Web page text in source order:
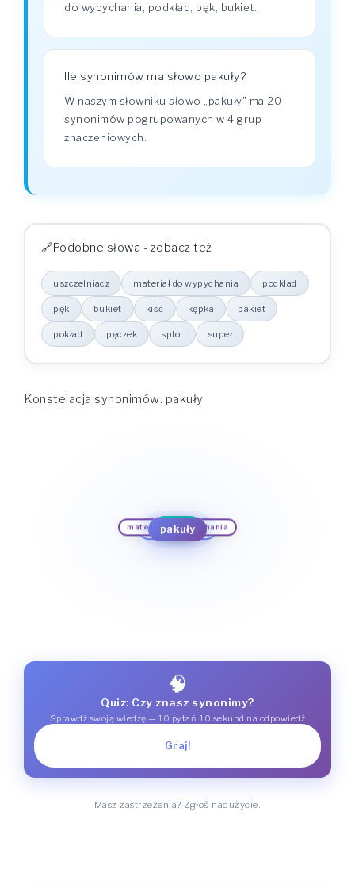
do wypychania, podkład, pęk, bukiet.
Ile synonimów ma słowo pakuły?
W naszym słowniku słowo „pakuły" ma 20
synonimów pogrupowanych w 4 grup
znaczeniowych.
Podobne słowa - zobacz też
uszczelniacz materiał do wypychania podkład
pęk bukiet kiść kępka pakiet
pokład pęczek splot supeł
Konstelacja synonimów: pakuły
pakuły
uszczelniacz
materiał do wypychania
podkład
pęk
bukiet
kiść
kępka
pakiet
pokład
pęczek
splot
supeł
🧠
Quiz: Czy znasz synonimy?
Sprawdź swoją wiedzę — 10 pytań, 10 sekund na odpowiedź
Graj!
Masz zastrzeżenia? Zgłoś nadużycie.